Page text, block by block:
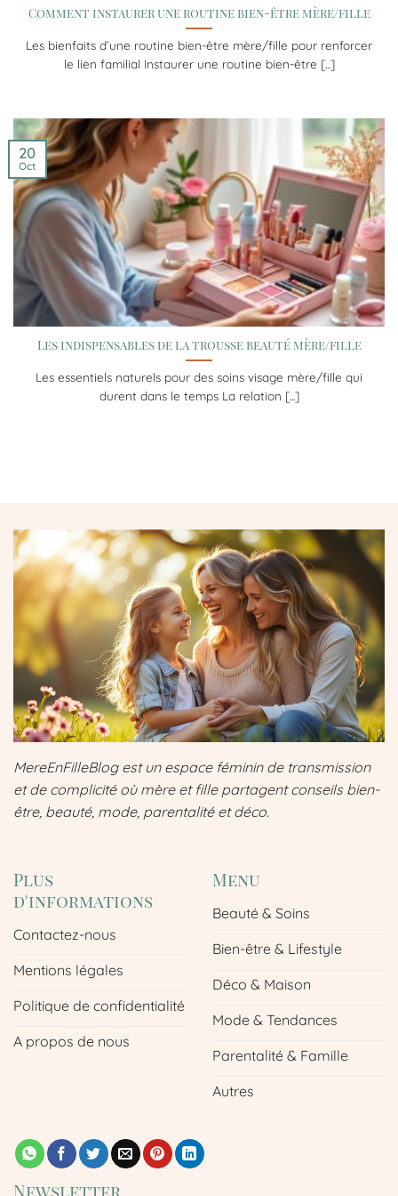
Comment instaurer une routine bien-être mère/fille
Les bienfaits d’une routine bien-être mère/fille pour renforcer
le lien familial Instaurer une routine bien-être [...]
Les indispensables de la trousse beauté mère/fille
Les essentiels naturels pour des soins visage mère/fille qui
durent dans le temps La relation [...]
20
Oct
MereEnFilleBlog est un espace féminin de transmission
et de complicité où mère et fille partagent conseils bien-
être, beauté, mode, parentalité et déco.
Plus
d'informations
Contactez-nous
Mentions légales
Politique de confidentialité
A propos de nous
Menu
Beauté & Soins
Bien-être & Lifestyle
Déco & Maison
Mode & Tendances
Parentalité & Famille
Autres
Newsletter